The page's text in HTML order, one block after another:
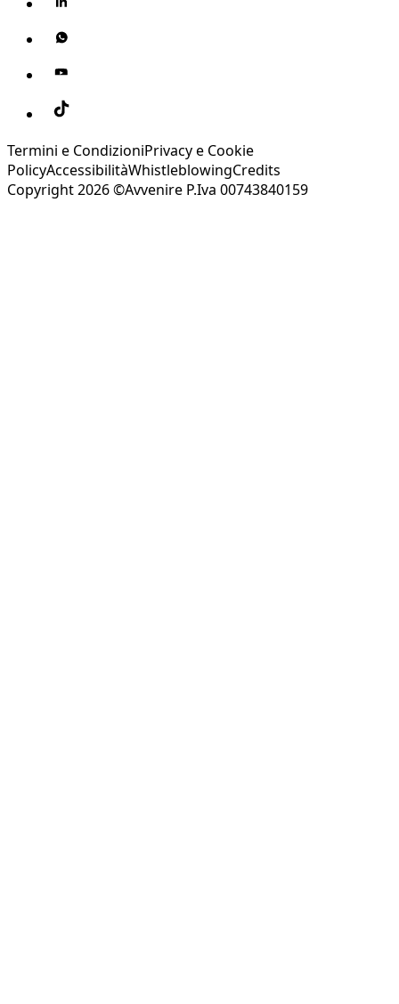
Termini e CondizioniPrivacy e Cookie
PolicyAccessibilitàWhistleblowingCredits
Copyright 2026 ©Avvenire P.Iva 00743840159